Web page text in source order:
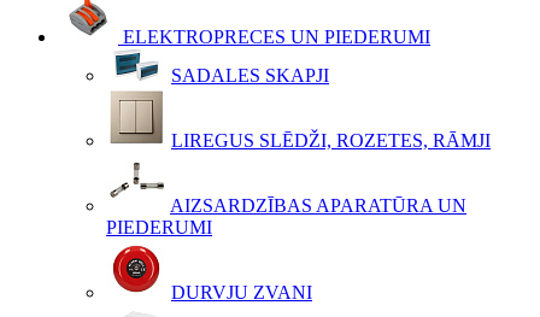
ELEKTROPRECES UN PIEDERUMI
SADALES SKAPJI
LIREGUS SLĒDŽI, ROZETES, RĀMJI
AIZSARDZĪBAS APARATŪRA UN
PIEDERUMI
DURVJU ZVANI